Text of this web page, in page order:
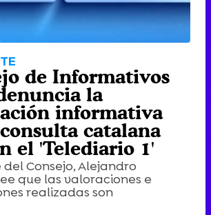
de Informativos
la
informativa
catalana
el 'Telediario 1'
Consejo, Alejandro
que las valoraciones e
realizadas son